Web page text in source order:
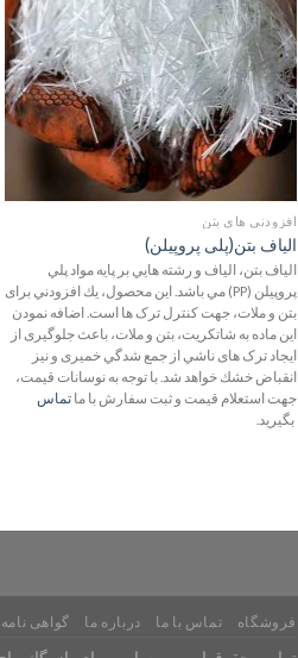
افزودنی های بتن
الیاف بتن(پلی پروپیلن)
الیاف بتن، الیاف و رشته هایي بر پایه مواد پلي
پروپيلن (PP) مي باشد. این محصول، یك افزودني برای
بتن و ملات، جهت كنترل ترک ها است. اضافه نمودن
این ماده به شاتكریت، بتن و ملات، باعث جلوگيری از
ایجاد ترک های ناشي از جمع شدگي خميری و نيز
انقباض خشك خواهد شد. با توجه به نوسانات قیمت،
جهت استعلام قیمت و ثبت سفارش با ما تماس
بگیرید.
فروشگاه تماس با ما درباره ما گواهی نامه